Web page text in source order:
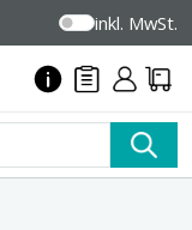
inkl. MwSt.